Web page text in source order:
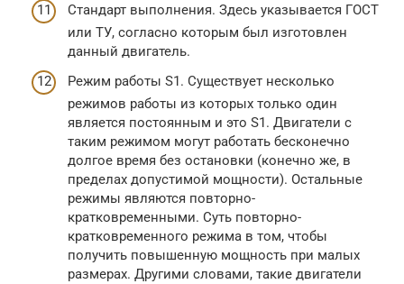
Стандарт выполнения. Здесь указывается ГОСТ
или ТУ, согласно которым был изготовлен
данный двигатель.
Режим работы S1. Существует несколько
режимов работы из которых только один
является постоянным и это S1. Двигатели с
таким режимом могут работать бесконечно
долгое время без остановки (конечно же, в
пределах допустимой мощности). Остальные
режимы являются повторно-
кратковременными. Суть повторно-
кратковременного режима в том, чтобы
получить повышенную мощность при малых
размерах. Другими словами, такие двигатели